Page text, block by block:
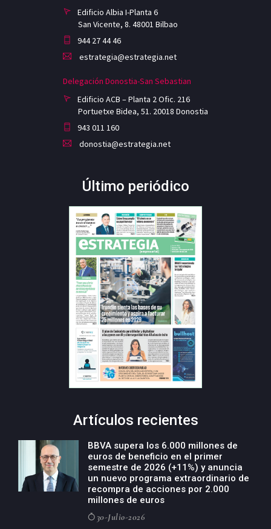
Edificio Albia I-Planta 6
San Vicente, 8. 48001 Bilbao
944 27 44 46
estrategia@estrategia.net
Delegación Donostia-San Sebastian
Edificio ACB – Planta 2 Ofic. 216
Portuetxe Bidea, 51. 20018 Donostia
943 011 160
donostia@estrategia.net
Último periódico
Artículos recientes
BBVA supera los 6.000 millones de
euros de beneficio en el primer
semestre de 2026 (+11%) y anuncia
un nuevo programa extraordinario de
recompra de acciones por 2.000
millones de euros
30-Julio-2026